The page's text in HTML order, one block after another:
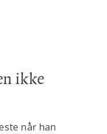
ikke
når han